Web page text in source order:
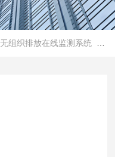
无组织排放在线监测系统